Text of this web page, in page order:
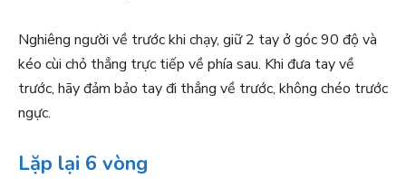
Nghiêng người về trước khi chạy, giữ 2 tay ở góc 90 độ và
kéo cùi chỏ thẳng trực tiếp về phía sau. Khi đưa tay về
trước, hãy đảm bảo tay đi thẳng về trước, không chéo trước
ngực.
Lặp lại 6 vòng